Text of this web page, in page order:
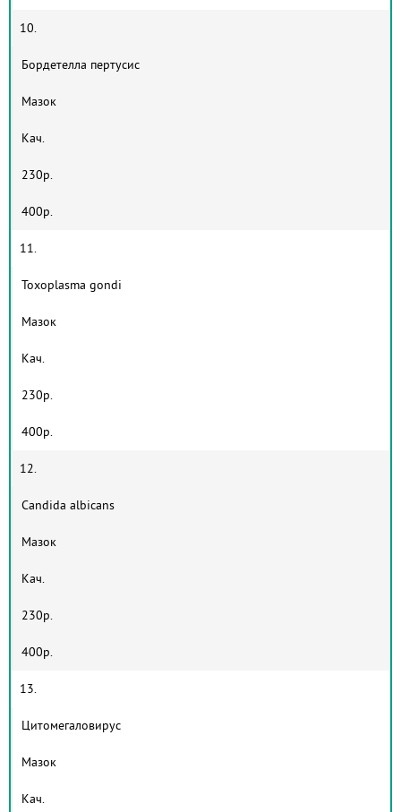
10.
Бордетелла пертусис
Мазок
Кач.
230р.
400р.
11.
Toxoplasma gondi
Мазок
Кач.
230р.
400р.
12.
Candida albicans
Мазок
Кач.
230р.
400р.
13.
Цитомегаловирус
Мазок
Кач.